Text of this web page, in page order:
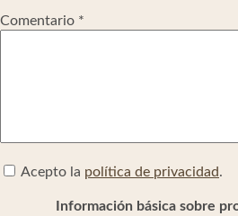
Comentario *
Acepto la política de privacidad.
Información básica sobre